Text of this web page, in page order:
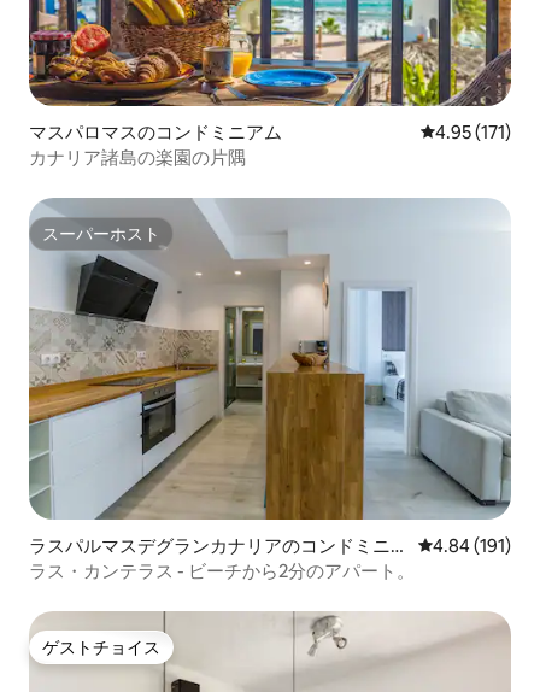
マスパロマスのコンドミニアム レビュー171
4.95 (171)
カナリア諸島の楽園の片隅
スーパーホスト
スーパーホスト
ラスパルマスデグランカナリアのコンドミニア
ム
レビュー191
4.84 (191)
ラス・カンテラス - ビーチから2分のアパート。
ゲストチョイス
ゲストチョイス